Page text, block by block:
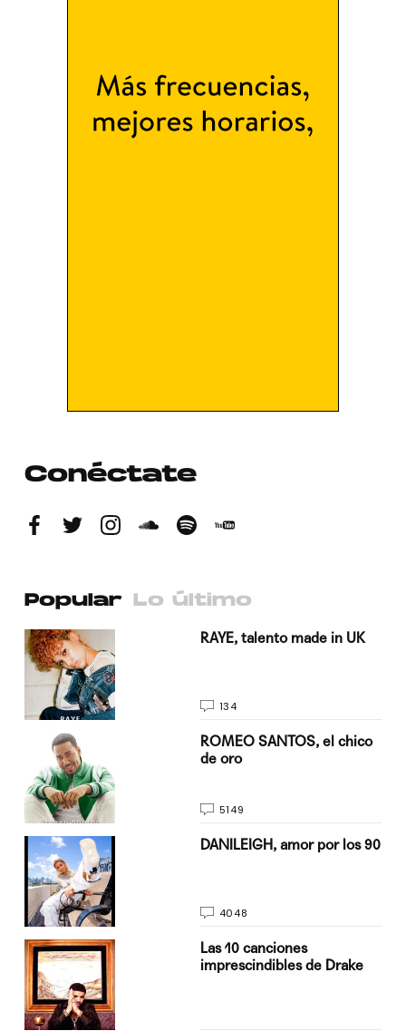
Conéctate
Popular Lo último
RAYE, talento made in UK
134
ROMEO SANTOS, el chico
de oro
5149
DANILEIGH, amor por los 90
4048
Las 10 canciones
imprescindibles de Drake